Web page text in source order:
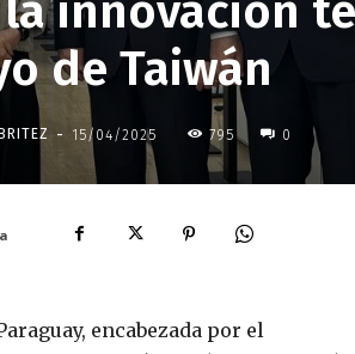
innovación
de Taiwán
- 15/04/2025 795 0
encabezada por el